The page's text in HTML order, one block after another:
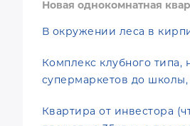
Новая однокомнатная
В окружении леса в
Комплекс клубного
супермаркетов до школы,
Квартира от инвестора